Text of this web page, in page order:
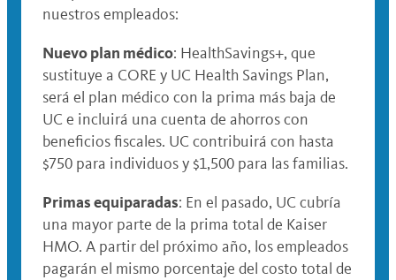
nuestros empleados:
Nuevo plan médico: HealthSavings+, que
sustituye a CORE y UC Health Savings Plan,
será el plan médico con la prima más baja de
UC e incluirá una cuenta de ahorros con
beneficios fiscales. UC contribuirá con hasta
$750 para individuos y $1,500 para las familias.
Primas equiparadas: En el pasado, UC cubría
una mayor parte de la prima total de Kaiser
HMO. A partir del próximo año, los empleados
pagarán el mismo porcentaje del costo total de